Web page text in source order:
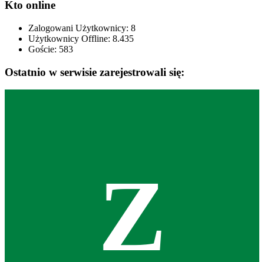
Kto online
Zalogowani Użytkownicy: 8
Użytkownicy Offline: 8.435
Goście: 583
Ostatnio w serwisie zarejestrowali się:
Z